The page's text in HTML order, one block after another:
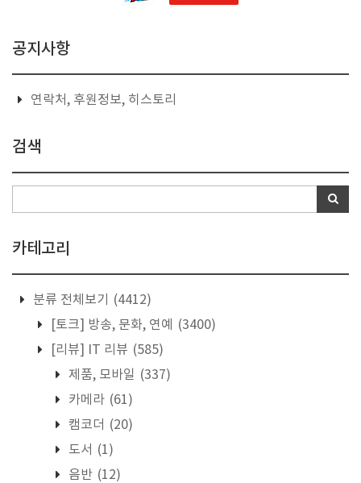
공지사항
연락처, 후원정보, 히스토리
검색
카테고리
분류 전체보기
(4412)
[토크] 방송, 문화, 연예
(3400)
[리뷰] IT 리뷰 (585)
제품, 모바일 (337)
카메라 (61)
캠코더 (20)
도서 (1)
음반 (12)